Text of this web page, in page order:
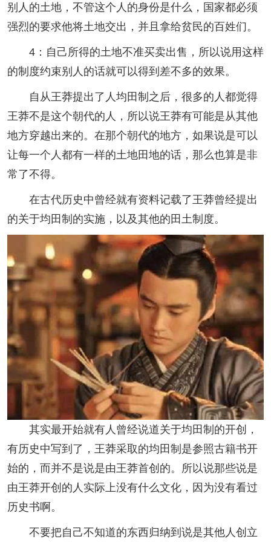
别人的土地，不管这个人的身份是什么，国家都必须
强烈的要求他将土地交出，并且拿给贫民的百姓们。
4：自己所得的土地不准买卖出售，所以说用这样
的制度约束别人的话就可以得到差不多的效果。
自从王莽提出了人均田制之后，很多的人都觉得
王莽不是这个朝代的人，所以说王莽有可能是从其他
地方穿越出来的。在那个朝代的地方，如果说是可以
让每一个人都有一样的土地田地的话，那么也算是非
常了不得。
在古代历史中曾经就有资料记载了王莽曾经提出
的关于均田制的实施，以及其他的田土制度。
其实最开始就有人曾经说道关于均田制的开创，
有历史中写到了，王莽采取的均田制是参照古籍书开
始的，而并不是说是由王莽首创的。所以说那些说是
由王莽开创的人实际上没有什么文化，因为没有看过
历史书啊。
不要把自己不知道的东西归纳到说是其他人创立